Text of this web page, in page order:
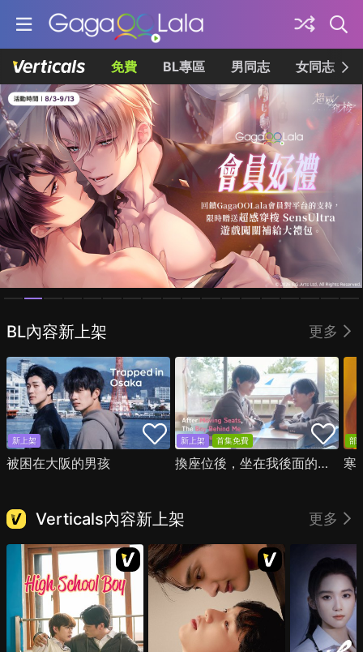
免費 BL專區 男同志 女同志
Homepage
BL內容新上架 更多
新上架
被困在大阪的男孩
新上架 首集免費
換座位後，坐在我後面的男生好像喜歡我
部
寒
Verticals內容新上架 更多